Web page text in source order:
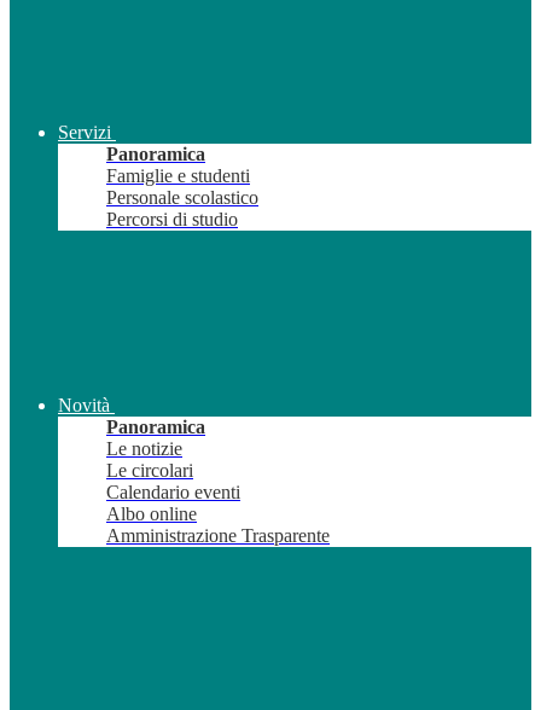
Servizi
Panoramica
Famiglie e studenti
Personale scolastico
Percorsi di studio
Novità
Panoramica
Le notizie
Le circolari
Calendario eventi
Albo online
Amministrazione Trasparente